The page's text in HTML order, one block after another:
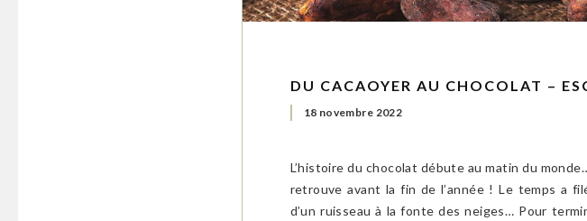
DU CACAOYER AU CHOCOLAT –
18 novembre 2022
L’histoire du chocolat débute au matin du
retrouve avant la fin de l’année ! Le temps a
d’un ruisseau à la fonte des neiges… Pour